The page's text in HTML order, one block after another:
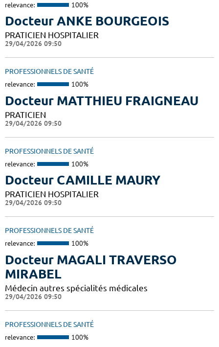
relevance: 100%
Docteur ANKE BOURGEOIS
PRATICIEN HOSPITALIER
29/04/2026 09:50
PROFESSIONNELS DE SANTÉ
relevance: 100%
Docteur MATTHIEU FRAIGNEAU
PRATICIEN
29/04/2026 09:50
PROFESSIONNELS DE SANTÉ
relevance: 100%
Docteur CAMILLE MAURY
PRATICIEN HOSPITALIER
29/04/2026 09:50
PROFESSIONNELS DE SANTÉ
relevance: 100%
Docteur MAGALI TRAVERSO
MIRABEL
Médecin autres spécialités médicales
29/04/2026 09:50
PROFESSIONNELS DE SANTÉ
relevance: 100%